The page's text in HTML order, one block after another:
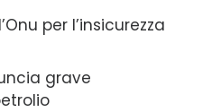
per l’insicurezza
grave